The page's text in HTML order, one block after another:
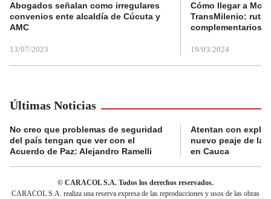
Abogados señalan como irregulares
convenios ente alcaldía de Cúcuta y
AMC
13/07/2023
Cómo llegar a
TransMilenio:
complementarios
19/03/2024
Últimas Noticias
No creo que problemas de seguridad
del país tengan que ver con el
Acuerdo de Paz: Alejandro Ramelli
Atentan con
nuevo peaje de la
en Cauca
© CARACOL S.A. Todos los derechos reservados.
CARACOL S.A. realiza una reserva expresa de las reproducciones y usos de las obras